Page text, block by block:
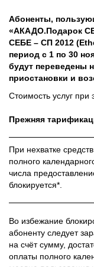
Абоненты,
«АКАДО.Подарок
СЕБЕ – СП 2012
период с 1 по 30
будут переведены
приостановки и
Стоимость услуг при
Прежняя
При нехватке
полного
числа
блокируется*.
Во избежание
абоненту следует
на счёт сумму,
оплаты полного